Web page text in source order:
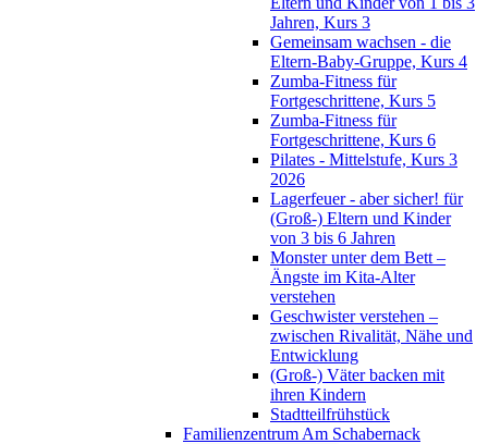
Jahren, Kurs 3
Gemeinsam wachsen - die
Eltern-Baby-Gruppe, Kurs 4
Zumba-Fitness für
Fortgeschrittene, Kurs 5
Zumba-Fitness für
Fortgeschrittene, Kurs 6
Pilates - Mittelstufe, Kurs 3
2026
Lagerfeuer - aber sicher! für
(Groß-) Eltern und Kinder
von 3 bis 6 Jahren
Monster unter dem Bett –
Ängste im Kita-Alter
verstehen
Geschwister verstehen –
zwischen Rivalität, Nähe und
Entwicklung
(Groß-) Väter backen mit
ihren Kindern
Stadtteilfrühstück
Familienzentrum Am Schabernack